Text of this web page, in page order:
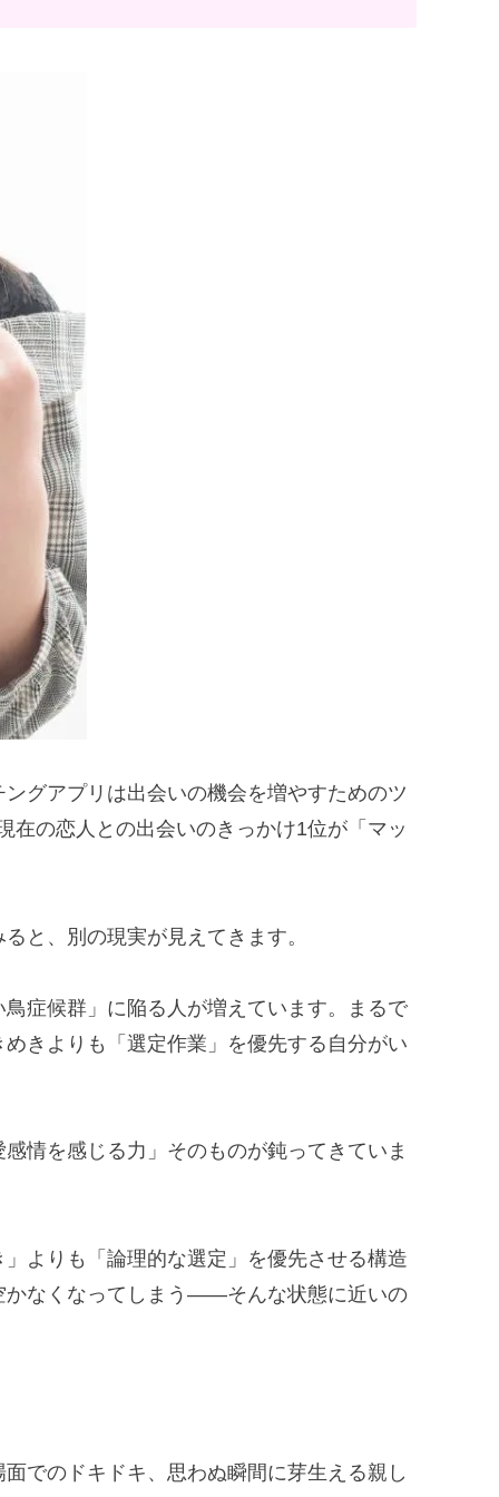
グアプリは出会いの機会を増やすためのツ
在の恋人との出会いのきっかけ1位が「マッ
と、別の現実が見えてきます。
症候群」に陥る人が増えています。まるで
きよりも「選定作業」を優先する自分がい
情を感じる力」そのものが鈍ってきていま
よりも「論理的な選定」を優先させる構造
かなくなってしまう——そんな状態に近いの
でのドキドキ、思わぬ瞬間に芽生える親し